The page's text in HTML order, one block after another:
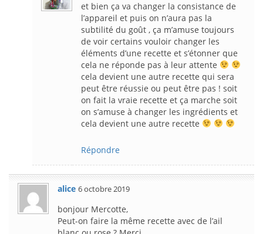
et bien ça va changer la consistance de
l’appareil et puis on n’aura pas la
subtilité du goût , ça m’amuse toujours
de voir certains vouloir changer les
éléments d’une recette et s’étonner que
cela ne réponde pas à leur attente
cela devient une autre recette qui sera
peut être réussie ou peut être pas ! soit
on fait la vraie recette et ça marche soit
on s’amuse à changer les ingrédients et
cela devient une autre recette
Répondre
alice 6 octobre 2019
bonjour Mercotte,
Peut-on faire la même recette avec de l’ail